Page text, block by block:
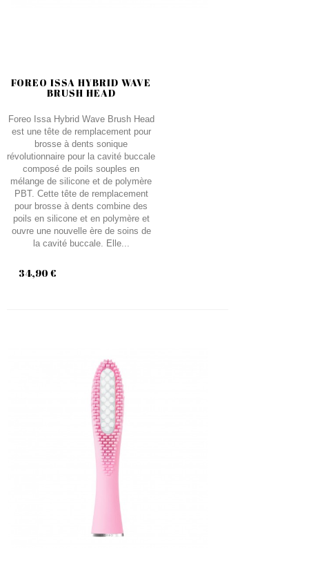
FOREO ISSA HYBRID WAVE
BRUSH HEAD
Foreo Issa Hybrid Wave Brush Head
est une tête de remplacement pour
brosse à dents sonique
révolutionnaire pour la cavité buccale
composé de poils souples en
mélange de silicone et de polymère
PBT. Cette tête de remplacement
pour brosse à dents combine des
poils en silicone et en polymère et
ouvre une nouvelle ère de soins de
la cavité buccale. Elle...
34,90 €